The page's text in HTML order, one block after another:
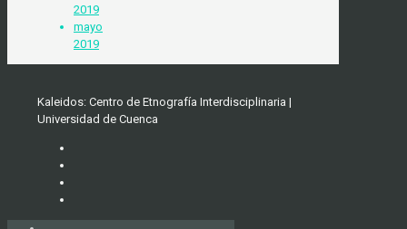
2019
mayo
2019
Kaleidos: Centro de Etnografía Interdisciplinaria |
Universidad de Cuenca